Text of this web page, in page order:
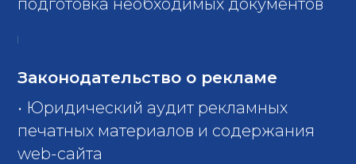
подготовка необходимых документов
Законодательство о рекламе
• Юридический аудит рекламных
печатных материалов и содержания
web-сайта